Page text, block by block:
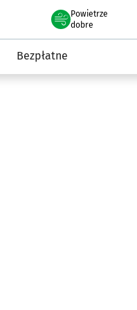
Powietrze
we Wrocławiu
dobre
Bezpłatne